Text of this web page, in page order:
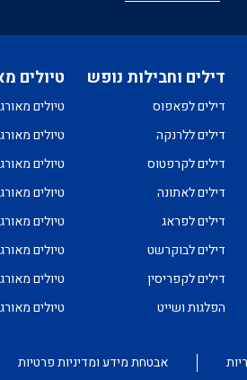
דילים וחבילות נופש
דילים לפאפוס
דילים ללרנקה
דילים לקרפטוס
דילים לאתונה
דילים לפראג
דילים לבוקרשט
דילים לקפריסין
הפלגות ושייט
טיולים
טיולים
טיולים
טיולים
טיולים
טיולים
טיולים
טיולים
טיולים
אבטחת מידע ומדיניות פרטיות